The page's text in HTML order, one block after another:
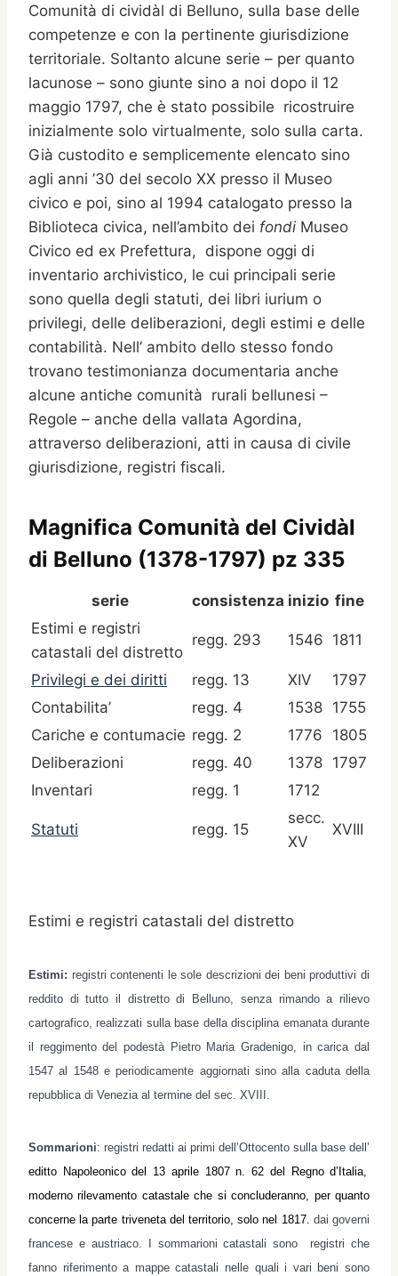
Comunità di cividàl di Belluno, sulla base delle
competenze e con la pertinente giurisdizione
territoriale. Soltanto alcune serie – per quanto
lacunose – sono giunte sino a noi dopo il 12
maggio 1797, che è stato possibile ricostruire
inizialmente solo virtualmente, solo sulla carta.
Già custodito e semplicemente elencato sino
agli anni ’30 del secolo XX presso il Museo
civico e poi, sino al 1994 catalogato presso la
Biblioteca civica, nell’ambito dei fondi Museo
Civico ed ex Prefettura, dispone oggi di
inventario archivistico, le cui principali serie
sono quella degli statuti, dei libri iurium o
privilegi, delle deliberazioni, degli estimi e delle
contabilità. Nell’ ambito dello stesso fondo
trovano testimonianza documentaria anche
alcune antiche comunità rurali bellunesi –
Regole – anche della vallata Agordina,
attraverso deliberazioni, atti in causa di civile
giurisdizione, registri fiscali.
Magnifica Comunità del Cividàl
di Belluno (1378-1797) pz 335
serie consistenza inizio fine
Estimi e registri
catastali del distretto
regg. 293 1546 1811
Privilegi e dei diritti regg. 13 XIV
1797
Contabilita’
regg. 4 1538 1755
Cariche e contumacie regg. 2 1776
1805
Deliberazioni
regg. 40 1378 1797
Inventari
regg. 1 1712
Statuti regg. 15
secc.
XV
XVIII
Estimi e registri catastali del distretto
Estimi: registri contenenti le sole descrizioni dei beni produttivi di
reddito di tutto il distretto di Belluno, senza rimando a rilievo
cartografico, realizzati sulla base della disciplina emanata durante
il reggimento del podestà Pietro Maria Gradenigo, in carica dal
1547 al 1548 e periodicamente aggiornati sino alla caduta della
repubblica di Venezia al termine del sec. XVIII.
Sommarioni: registri redatti ai primi dell’Ottocento sulla base dell’
editto Napoleonico del 13 aprile 1807n. 62 del Regno d’Italia,
moderno rilevamento catastale che si concluderanno, per quanto
concerne la parte triveneta del territorio, solo nel 1817. dai governi
francese e austriaco. I sommarioni catastalisono
registri che
fanno riferimento a mappe catastali nelle quali i vari beni sono